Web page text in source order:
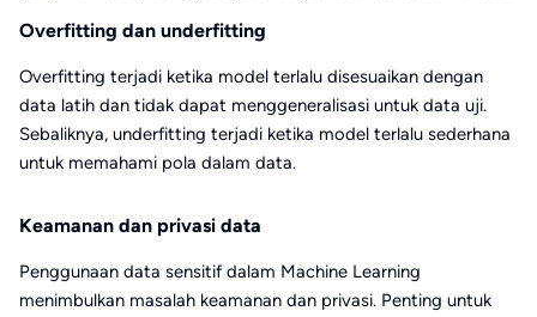
Overfitting dan underfitting
Overfitting terjadi ketika model terlalu disesuaikan dengan
data latih dan tidak dapat menggeneralisasi untuk data uji.
Sebaliknya, underfitting terjadi ketika model terlalu sederhana
untuk memahami pola dalam data.
Keamanan dan privasi data
Penggunaan data sensitif dalam Machine Learning
menimbulkan masalah keamanan dan privasi. Penting untuk